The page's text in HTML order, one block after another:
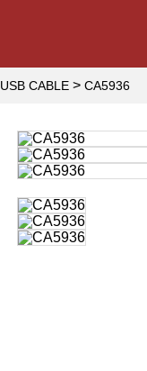
USB CABLE > CA5936